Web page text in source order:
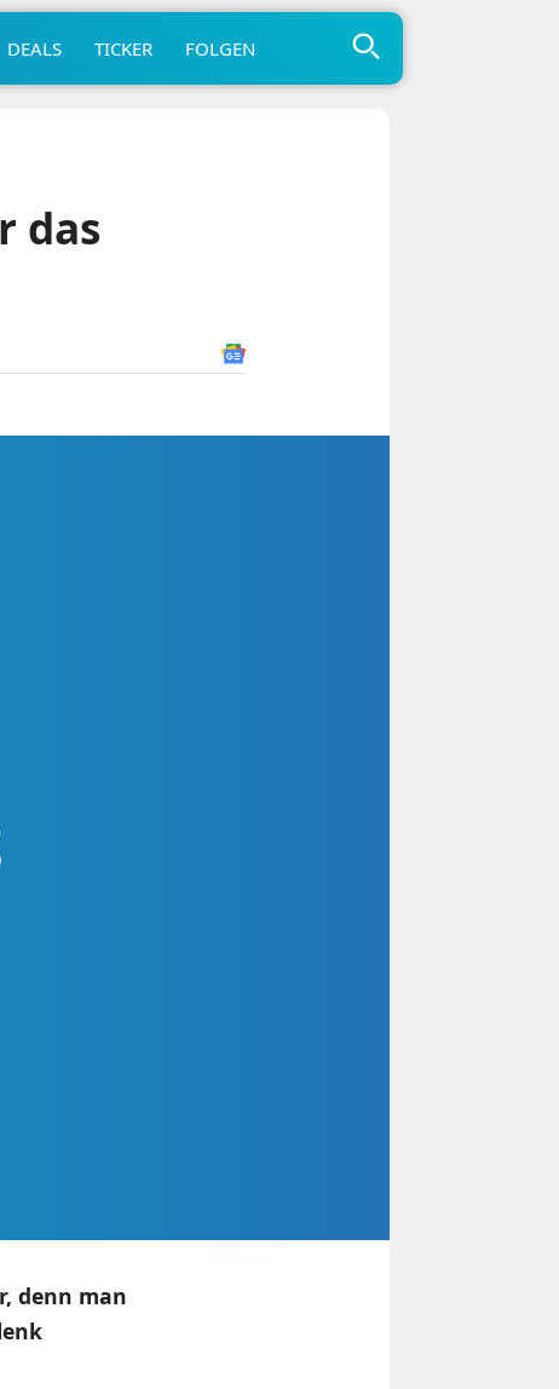
DEALS TICKER FOLGEN
das
denn man